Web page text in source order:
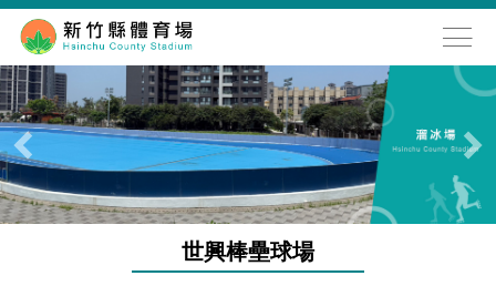
到
主
要
內
容
區
世興棒壘球場